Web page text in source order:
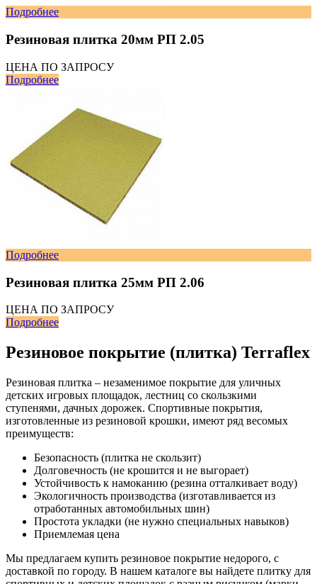
Подробнее
Резиновая плитка 20мм РП 2.05
ЦЕНА ПО ЗАПРОСУ
Подробнее
Подробнее
Резиновая плитка 25мм РП 2.06
ЦЕНА ПО ЗАПРОСУ
Подробнее
Резиновое покрытие (плитка) Terraflex
Резиновая плитка – незаменимое покрытие для уличных
детских игровых площадок, лестниц со скользкими
ступенями, дачных дорожек. Спортивные покрытия,
изготовленные из резиновой крошки, имеют ряд весомых
преимуществ:
Безопасность (плитка не скользит)
Долговечность (не крошится и не выгорает)
Устойчивость к намоканию (резина отталкивает воду)
Экологичность производства (изготавливается из
отработанных автомобильных шин)
Простота укладки (не нужно специальных навыков)
Приемлемая цена
Мы предлагаем купить резиновое покрытие недорого, с
доставкой по городу. В нашем каталоге вы найдете плитку для